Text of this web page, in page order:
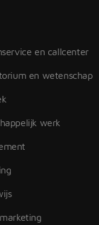
en callcenter
en wetenschap
werk